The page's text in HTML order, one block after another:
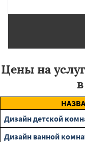
Цены на
Дизайн детской
Дизайн ванной